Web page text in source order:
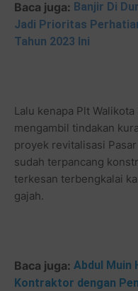
Baca juga: Banjir Di
Jadi Prioritas
Tahun 2023 Ini
Lalu kenapa Plt
mengambil tindakan
proyek revitalisasi
sudah terpancang
terkesan terbengkalai
gajah.
Baca juga: Abdul Muin
Kontraktor dengan